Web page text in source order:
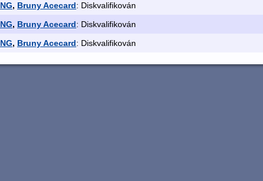
, Bruny Acecard: Diskvalifikován
, Bruny Acecard: Diskvalifikován
, Bruny Acecard: Diskvalifikován